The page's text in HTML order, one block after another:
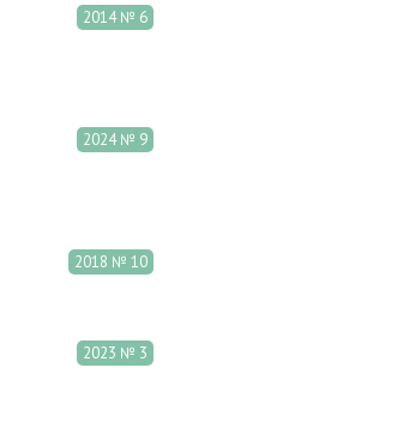
2014 № 6
2024 № 9
2018 № 10
2023 № 3